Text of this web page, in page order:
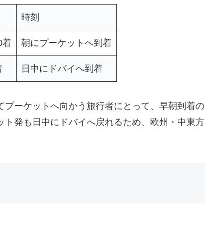
時刻
着 朝にプーケットへ到着
日中にドバイへ到着
ーケットへ向かう旅行者にとって、早朝到着の
発も日中にドバイへ戻れるため、欧州・中東方